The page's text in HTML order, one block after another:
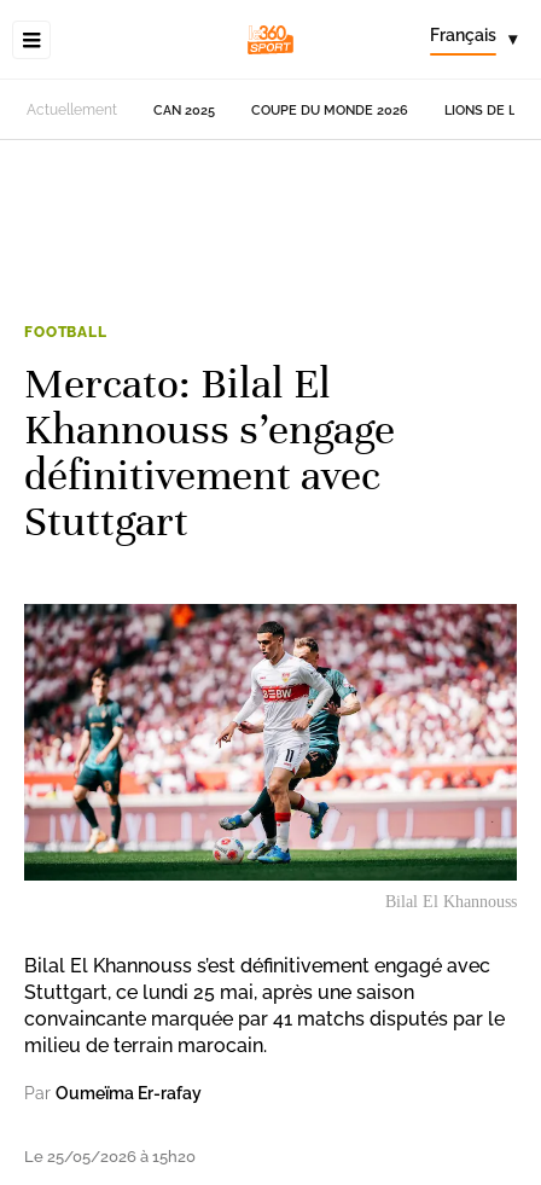
Français ▾
Actuellement CAN 2025 COUPE DU MONDE 2026 LIONS DE
FOOTBALL
Mercato: Bilal El
Khannouss s’engage
définitivement avec
Stuttgart
Bilal El Khannouss
Bilal El Khannouss s’est définitivement engagé avec
Stuttgart, ce lundi 25 mai, après une saison
convaincante marquée par 41 matchs disputés par le
milieu de terrain marocain.
Par Oumeïma Er-rafay
Le 25/05/2026 à 15h20